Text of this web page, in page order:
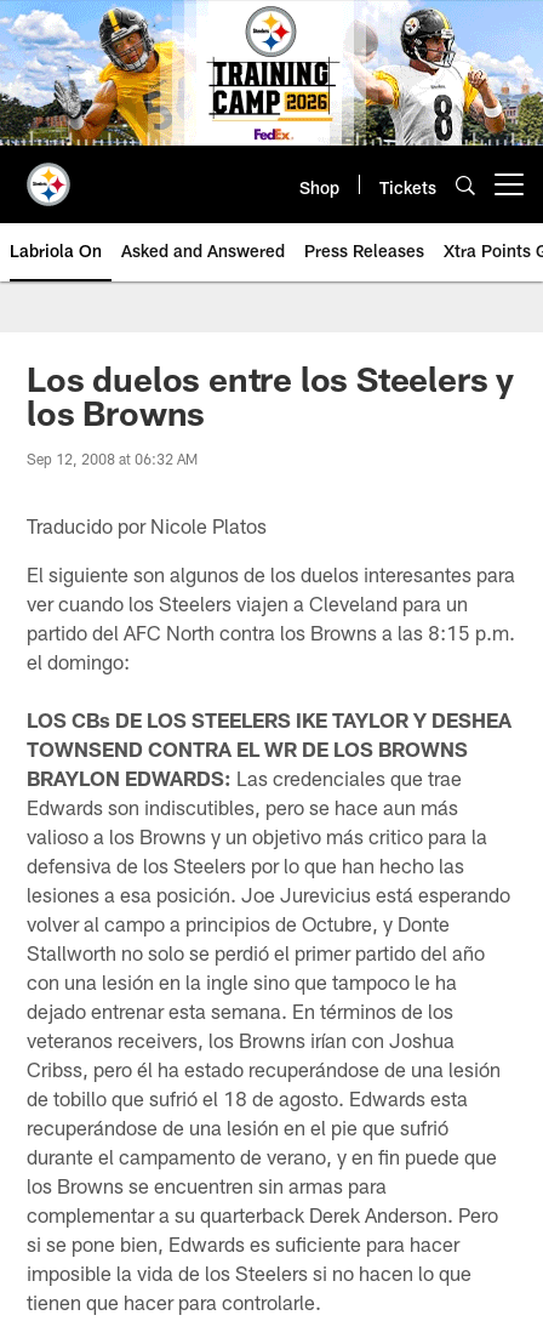
Skip
to
main
content
Shop Tickets
Labriola On Asked and Answered Press Releases Xtra Points
Los duelos entre los Steelers y
los Browns
Sep 12, 2008 at 06:32 AM
Traducido por Nicole Platos
El siguiente son algunos de los duelos interesantes para
ver cuando los Steelers viajen a Cleveland para un
partido del AFC North contra los Browns a las 8:15 p.m.
el domingo:
LOS CBs DE LOS STEELERS IKE TAYLOR Y DESHEA
TOWNSEND CONTRA EL WR DE LOS BROWNS
BRAYLON EDWARDS: Las credenciales que trae
Edwards son indiscutibles, pero se hace aun más
valioso a los Browns y un objetivo más critico para la
defensiva de los Steelers por lo que han hecho las
lesiones a esa posición. Joe Jurevicius está esperando
volver al campo a principios de Octubre, y Donte
Stallworth no solo se perdió el primer partido del año
con una lesión en la ingle sino que tampoco le ha
dejado entrenar esta semana. En términos de los
veteranos receivers, los Browns irían con Joshua
Cribss, pero él ha estado recuperándose de una lesión
de tobillo que sufrió el 18 de agosto. Edwards esta
recuperándose de una lesión en el pie que sufrió
durante el campamento de verano, y en fin puede que
los Browns se encuentren sin armas para
complementar a su quarterback Derek Anderson. Pero
si se pone bien, Edwards es suficiente para hacer
imposible la vida de los Steelers si no hacen lo que
tienen que hacer para controlarle.